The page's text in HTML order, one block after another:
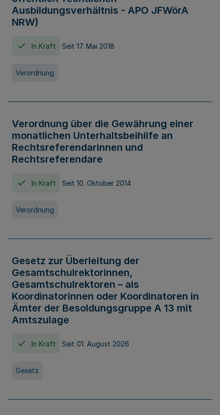
Ausbildungsverhältnis - APO JFWörA
NRW)
In Kraft Seit 17. Mai 2018
Verordnung
Verordnung über die Gewährung einer
monatlichen Unterhaltsbeihilfe an
Rechtsreferendarinnen und
Rechtsreferendare
In Kraft Seit 10. Oktober 2014
Verordnung
Gesetz zur Überleitung der
Gesamtschulrektorinnen,
Gesamtschulrektoren – als
Koordinatorinnen oder Koordinatoren in
Ämter der Besoldungsgruppe A 13 mit
Amtszulage
In Kraft Seit 01. August 2026
Gesetz